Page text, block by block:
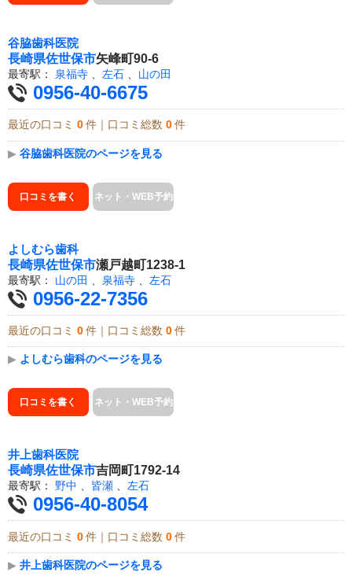
谷脇歯科医院
長崎県佐世保市矢峰町90-6
最寄駅： 泉福寺 左石 山の田
0956-40-6675
最近の口コミ 0 件｜口コミ総数 0 件
▶ 谷脇歯科医院のページを見る
口コミを書く ネット・WEB予約
よしむら歯科
長崎県佐世保市瀬戸越町1238-1
最寄駅： 山の田 泉福寺 左石
0956-22-7356
最近の口コミ 0 件｜口コミ総数 0 件
▶ よしむら歯科のページを見る
口コミを書く ネット・WEB予約
井上歯科医院
長崎県佐世保市吉岡町1792-14
最寄駅： 野中 、 皆瀬 、 左石
0956-40-8054
最近の口コミ 0 件｜口コミ総数 0 件
▶ 井上歯科医院のページを見る